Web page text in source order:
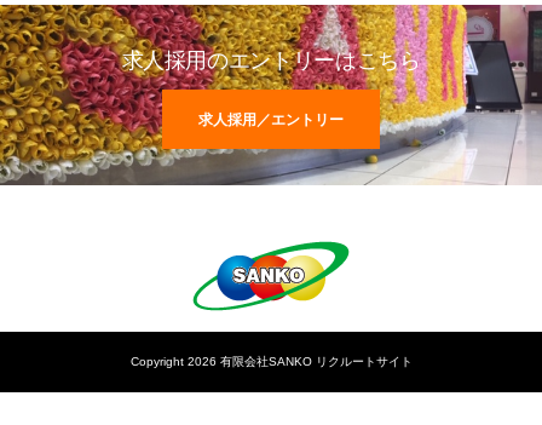
求人採用のエントリーはこちら
求人採用／エントリー
Copyright 2026 有限会社SANKO リクルートサイト